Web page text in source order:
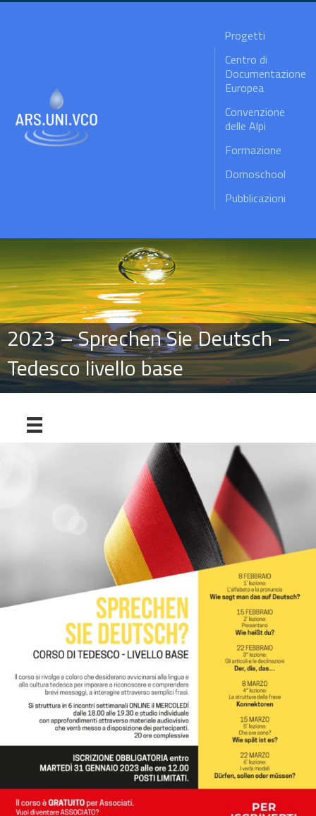
Progetti
Centro di
Documentazione
Europea
Convenzione
delle Alpi
Formazione
Domoschool
Pubblicazioni
2023 – Sprechen Sie Deutsch –
Tedesco livello base